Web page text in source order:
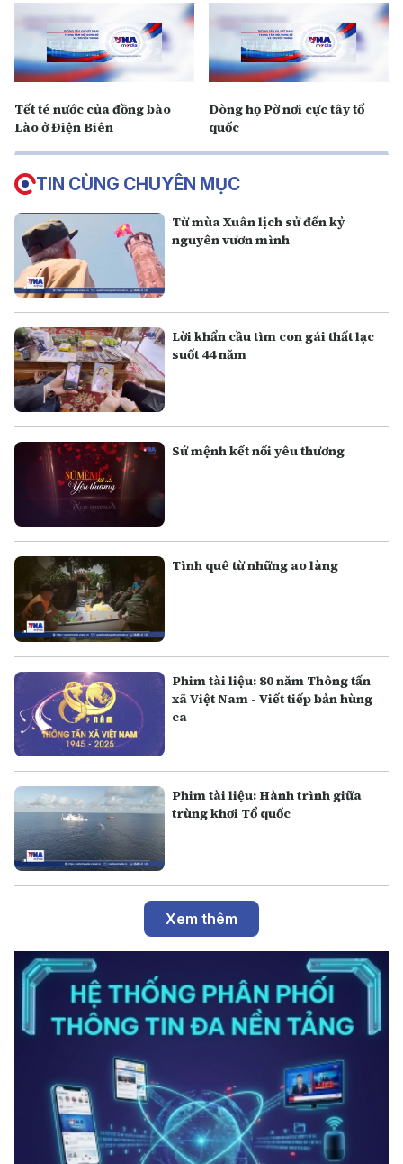
Tết té nước của đồng bào
Lào ở Điện Biên
Dòng họ Pờ nơi cực tây tổ
quốc
TIN CÙNG CHUYÊN MỤC
Từ mùa Xuân lịch sử đến kỷ
nguyên vươn mình
Lời khẩn cầu tìm con gái thất lạc
suốt 44 năm
Sứ mệnh kết nối yêu thương
Tình quê từ những ao làng
Phim tài liệu: 80 năm Thông tấn
xã Việt Nam - Viết tiếp bản hùng
ca
Phim tài liệu: Hành trình giữa
trùng khơi Tổ quốc
Xem thêm